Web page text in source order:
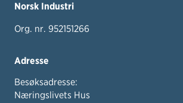
Norsk Industri
Org. nr. 952151266
Adresse
Besøksadresse:
Næringslivets Hus